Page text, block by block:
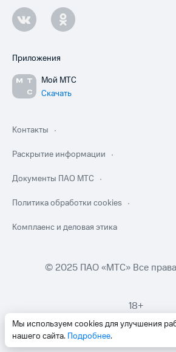
Мы используем cookies для улучшения
нашего сайта. Подробнее.
Приложения
Мой МТС
Скачать
Контакты
Раскрытие информации
Документы ПАО МТС
Политика обработки cookies
Комплаенс и деловая этика
© 2025 ПАО «МТС» Все
18+